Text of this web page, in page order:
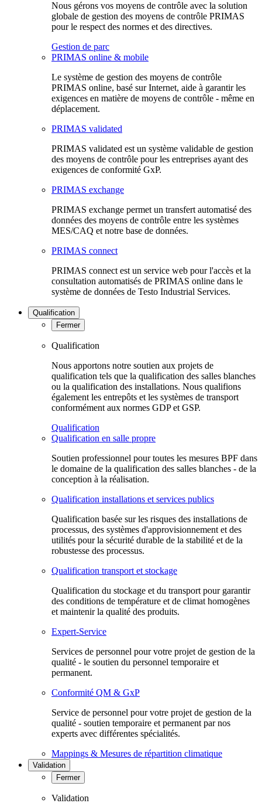
Nous gérons vos moyens de contrôle avec la solution
globale de gestion des moyens de contrôle PRIMAS
pour le respect des normes et des directives.
Gestion de parc
PRIMAS online & mobile
Le système de gestion des moyens de contrôle
PRIMAS online, basé sur Internet, aide à garantir les
exigences en matière de moyens de contrôle - même en
déplacement.
PRIMAS validated
PRIMAS validated est un système validable de gestion
des moyens de contrôle pour les entreprises ayant des
exigences de conformité GxP.
PRIMAS exchange
PRIMAS exchange permet un transfert automatisé des
données des moyens de contrôle entre les systèmes
MES/CAQ et notre base de données.
PRIMAS connect
PRIMAS connect est un service web pour l'accès et la
consultation automatisés de PRIMAS online dans le
système de données de Testo Industrial Services.
Qualification
Fermer
Qualification
Nous apportons notre soutien aux projets de
qualification tels que la qualification des salles blanches
ou la qualification des installations. Nous qualifions
également les entrepôts et les systèmes de transport
conformément aux normes GDP et GSP.
Qualification
Qualification en salle propre
Soutien professionnel pour toutes les mesures BPF dans
le domaine de la qualification des salles blanches - de la
conception à la réalisation.
Qualification installations et services publics
Qualification basée sur les risques des installations de
processus, des systèmes d'approvisionnement et des
utilités pour la sécurité durable de la stabilité et de la
robustesse des processus.
Qualification transport et stockage
Qualification du stockage et du transport pour garantir
des conditions de température et de climat homogènes
et maintenir la qualité des produits.
Expert-Service
Services de personnel pour votre projet de gestion de la
qualité - le soutien du personnel temporaire et
permanent.
Conformité QM & GxP
Service de personnel pour votre projet de gestion de la
qualité - soutien temporaire et permanent par nos
experts avec différentes spécialités.
Mappings & Mesures de répartition climatique
Validation
Fermer
Validation